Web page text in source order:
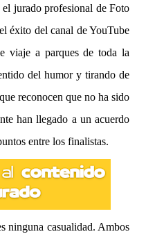
jurado profesional de Foto
éxito del canal de YouTube
viaje a parques de toda la
del humor y tirando de
reconocen que no ha sido
han llegado a un acuerdo
entre los finalistas.
ninguna casualidad. Ambos